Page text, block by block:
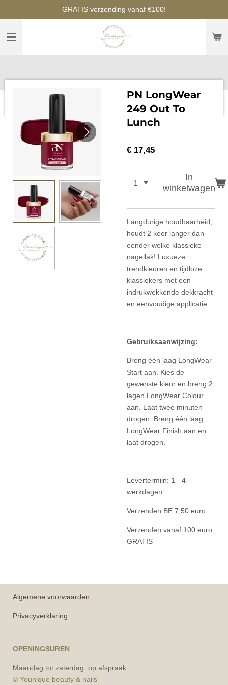
naar
hoofdinhoud
GRATIS verzending vanaf €100!
PN LongWear
249 Out To
Lunch
€ 17,45
In
winkelwagen
Langdurige houdbaarheid,
houdt 2 keer langer dan
eender welke klassieke
nagellak! Luxueze
trendkleuren en tijdloze
klassiekers met een
indrukwekkende dekkracht
en eenvoudige applicatie.
Gebruiksaanwijzing:
Breng één laag LongWear
Start aan. Kies de
gewenste kleur en breng 2
lagen LongWear Colour
aan. Laat twee minuten
drogen. Breng één laag
LongWear Finish aan en
laat drogen.
Levertermijn: 1 - 4
werkdagen
Verzenden BE 7,50 euro
Verzenden vanaf 100 euro
GRATIS
Algemene voorwaarden
Privacyverklaring
OPENINGSUREN
Maandag tot zaterdag: op afspraak
© Younique beauty & nails